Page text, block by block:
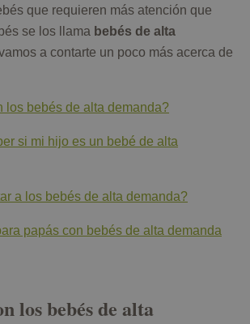
que requieren más atención que
se los llama bebés de alta
a contarte un poco más acerca de
los bebés de alta demanda?
si mi hijo es un bebé de alta
a los bebés de alta demanda?
papás con bebés de alta demanda
los bebés de alta